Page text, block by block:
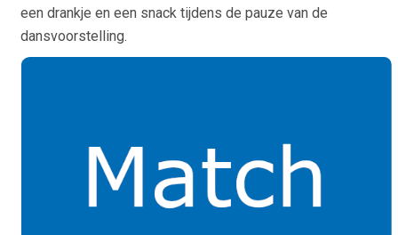
een drankje en een snack tijdens de pauze van de
dansvoorstelling.